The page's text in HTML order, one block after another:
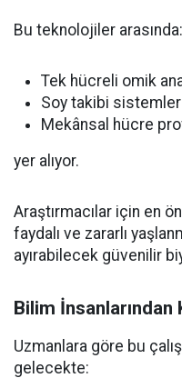
Bu teknolojiler arasında:
Tek hücreli omik
Soy takibi
Mekânsal hücre
yer alıyor.
Araştırmacılar için en
faydalı ve zararlı
ayırabilecek güvenilir
Bilim İnsanlarından
Uzmanlara göre bu
gelecekte: